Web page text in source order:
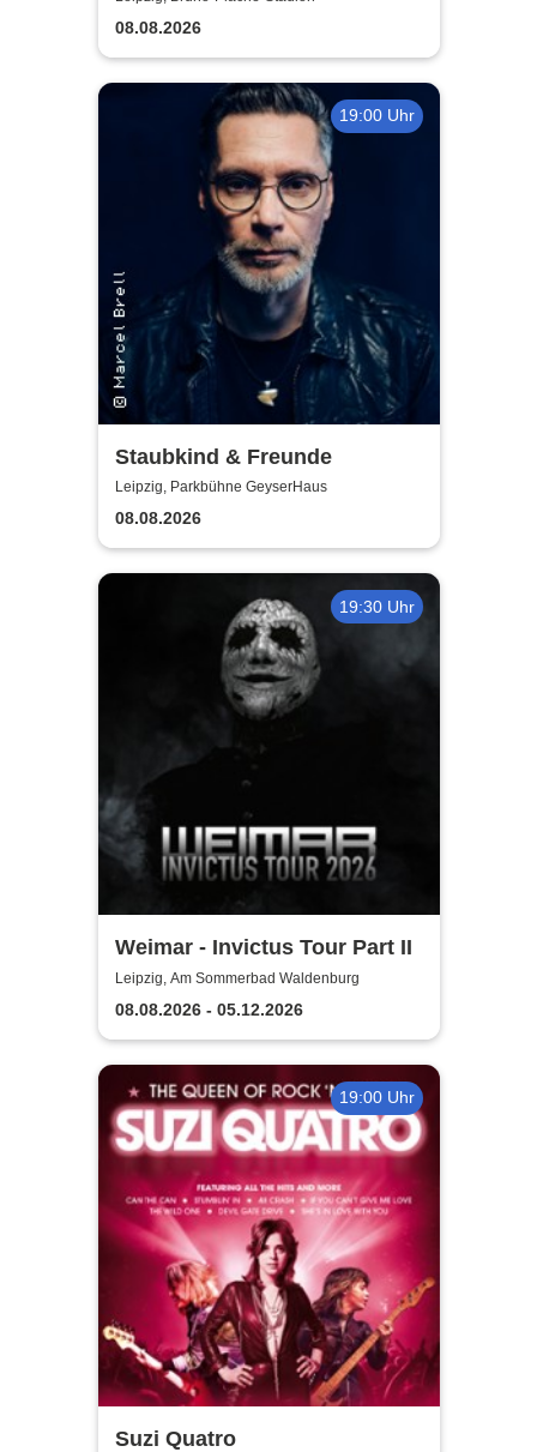
2026/2027
08.08.2026
19:00 Uhr
Staubkind & Freunde
Leipzig, Parkbühne GeyserHaus
08.08.2026
19:30 Uhr
Weimar - Invictus Tour Part II
Leipzig, Am Sommerbad Waldenburg
08.08.2026 - 05.12.2026
19:00 Uhr
Suzi Quatro